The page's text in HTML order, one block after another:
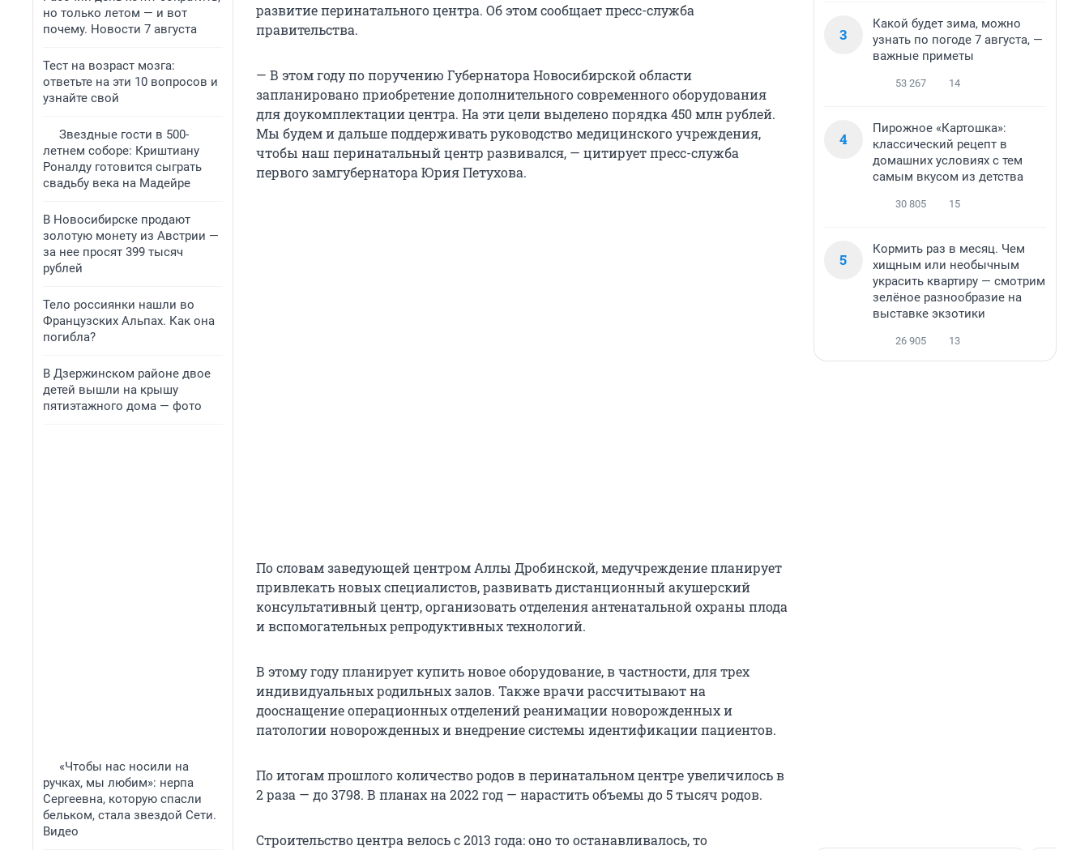
но только летом — и вот
почему. Новости 7 августа
Тест на возраст мозга:
ответьте на эти 10 вопросов и
узнайте свой
Звездные гости в 500-
летнем соборе: Криштиану
Роналду готовится сыграть
свадьбу века на Мадейре
В Новосибирске продают
золотую монету из Австрии —
за нее просят 399 тысяч
рублей
Тело россиянки нашли во
Французских Альпах. Как она
погибла?
В Дзержинском районе двое
детей вышли на крышу
пятиэтажного дома — фото
«Чтобы нас носили на
ручках, мы любим»: нерпа
Сергеевна, которую спасли
бельком, стала звездой Сети.
Видео
развитие перинатального центра. Об этом сообщает пресс-служба
правительства.
— В этом году по поручению Губернатора Новосибирской области
запланировано приобретение дополнительного современного оборудования
для доукомплектации центра. На эти цели выделено порядка 450 млн рублей.
Мы будем и дальше поддерживать руководство медицинского учреждения,
чтобы наш перинатальный центр развивался, — цитирует пресс-служба
первого замгубернатора Юрия Петухова.
По словам заведующей центром Аллы Дробинской, медучреждение планирует
привлекать новых специалистов, развивать дистанционный акушерский
консультативный центр, организовать отделения антенатальной охраны плода
и вспомогательных репродуктивных технологий.
В этому году планирует купить новое оборудование, в частности, для трех
индивидуальных родильных залов. Также врачи рассчитывают на
дооснащение операционных отделений реанимации новорожденных и
патологии новорожденных и внедрение системы идентификации пациентов.
По итогам прошлого количество родов в перинатальном центре увеличилось в
2 раза — до 3798. В планах на 2022 год — нарастить объемы до 5 тысяч родов.
Строительство центра велось с 2013 года: оно то останавливалось, то
3
Какой будет зима, можно
узнать по погоде 7 августа, —
важные приметы
53 267 14
4
Пирожное «Картошка»:
классический рецепт в
домашних условиях с тем
самым вкусом из детства
30 805 15
5
Кормить раз в месяц. Чем
хищным или необычным
украсить квартиру — смотрим
зелёное разнообразие на
выставке экзотики
26 905 13